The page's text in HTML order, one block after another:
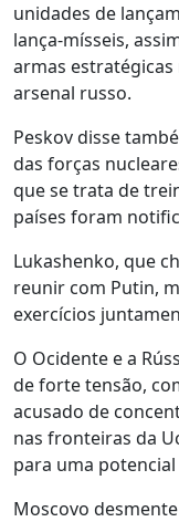
unidades de
lança-mísseis,
armas
arsenal russo.
Peskov disse
das forças
que se trata de
países foram
Lukashenko, que
reunir com Putin,
exercícios
O Ocidente e a
de forte tensão,
acusado de
nas fronteiras da
para uma
Moscovo